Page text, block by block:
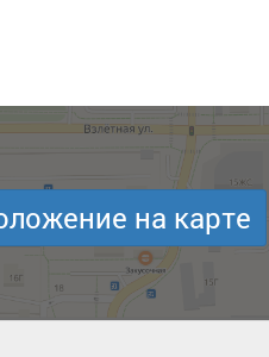
на карте